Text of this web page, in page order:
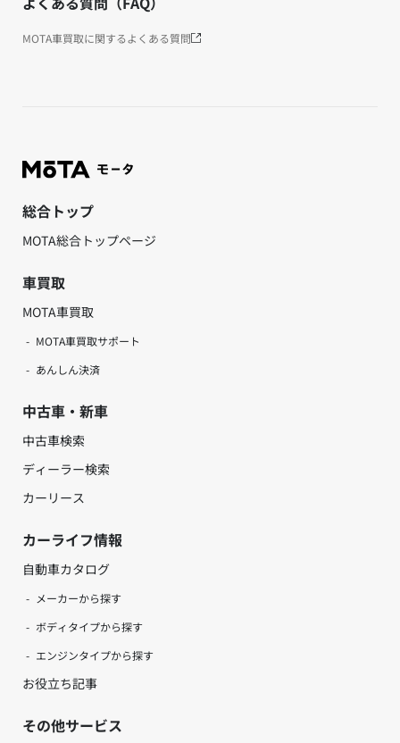
MOTA車買取に関するよくある質問
総合トップ
MOTA総合トップページ
車買取
MOTA車買取
MOTA車買取サポート
あんしん決済
中古車・新車
中古車検索
ディーラー検索
カーリース
カーライフ情報
自動車カタログ
メーカーから探す
ボディタイプから探す
エンジンタイプから探す
お役立ち記事
その他サービス